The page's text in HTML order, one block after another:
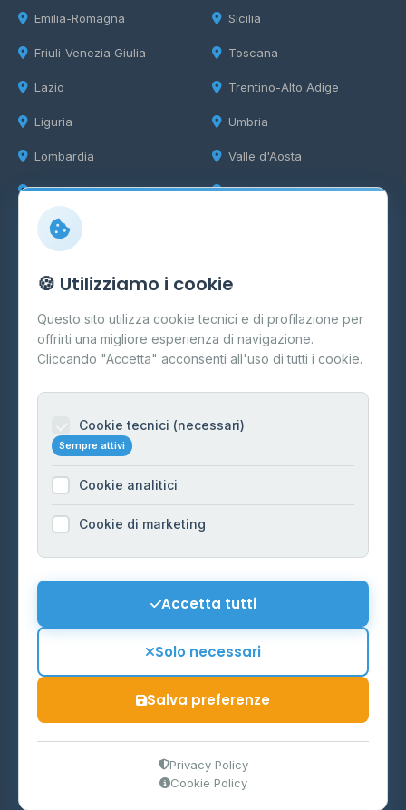
Emilia-Romagna
Friuli-Venezia Giulia
Lazio
Liguria
Lombardia
Marche
Sicilia
Toscana
Trentino-Alto Adige
Umbria
Valle d'Aosta
Veneto
Info
Cos'è il GPL
FAQ
Contatti
Informazioni legali
Cookie Policy
Preferenze Cookie
Mappa del sito
P.IVA 03859300364
Ministero delle Imprese e del Made in Italy
🍪 Utilizziamo i cookie
Questo sito utilizza cookie tecnici e di profilazione per
offrirti una migliore esperienza di navigazione.
Cliccando "Accetta" acconsenti all'uso di tutti i cookie.
Cookie tecnici (necessari)
Sempre attivi
Cookie analitici
Cookie di marketing
Accetta tutti
Solo necessari
Salva preferenze
Privacy Policy
Cookie Policy